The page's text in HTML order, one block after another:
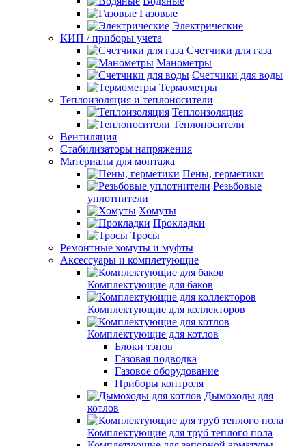
Газовые
Электрические
КИП / приборы учета
Счетчики для газа
Манометры
Счетчики для воды
Термометры
Теплоизоляция и теплоносители
Теплоизоляция
Теплоносители
Вентиляция
Стабилизаторы напряжения
Материалы для монтажа
Пены, герметики
Резьбовые
уплотнители
Хомуты
Прокладки
Тросы
Ремонтные хомуты и муфты
Аксессуары и комплетующие
Комплектующие для баков
Комплектующие для коллекторов
Комплектующие для котлов
Блоки тэнов
Газовая подводка
Газовое оборудование
Приборы контроля
Дымоходы для
котлов
Комплектующие для труб теплого пола